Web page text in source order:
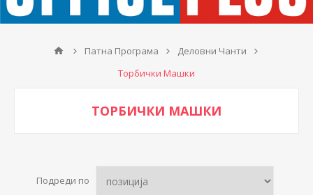
Патна Програма
Деловни Чанти
Торбички Машки
ТОРБИЧКИ МАШКИ
Подреди по